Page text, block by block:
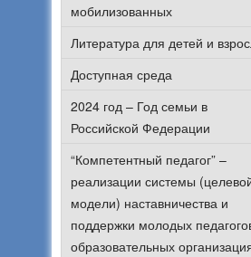
мобилизованных
Литература для детей и
Доступная среда
2024 год – Год семьи в
Российской Федерации
“Компетентный педагог” –
реализации системы
модели) наставничества и
поддержки молодых
образовательных